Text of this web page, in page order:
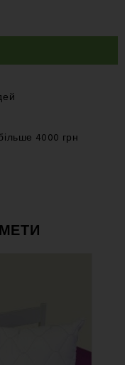
4000 грн